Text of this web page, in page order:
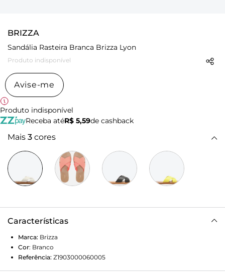
BRIZZA
Sandália Rasteira Branca Brizza Lyon
Produto indisponível
Avise-me
Produto indisponível
Receba atéR$ 5,59de cashback
Mais 3 cores
Características
Marca: Brizza
Cor: Branco
Referência: Z1903000060005